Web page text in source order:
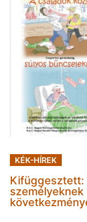
KÉK-HÍREK
Kifüggesztett:
személyeknek